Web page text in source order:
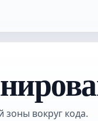
вокруг кода.